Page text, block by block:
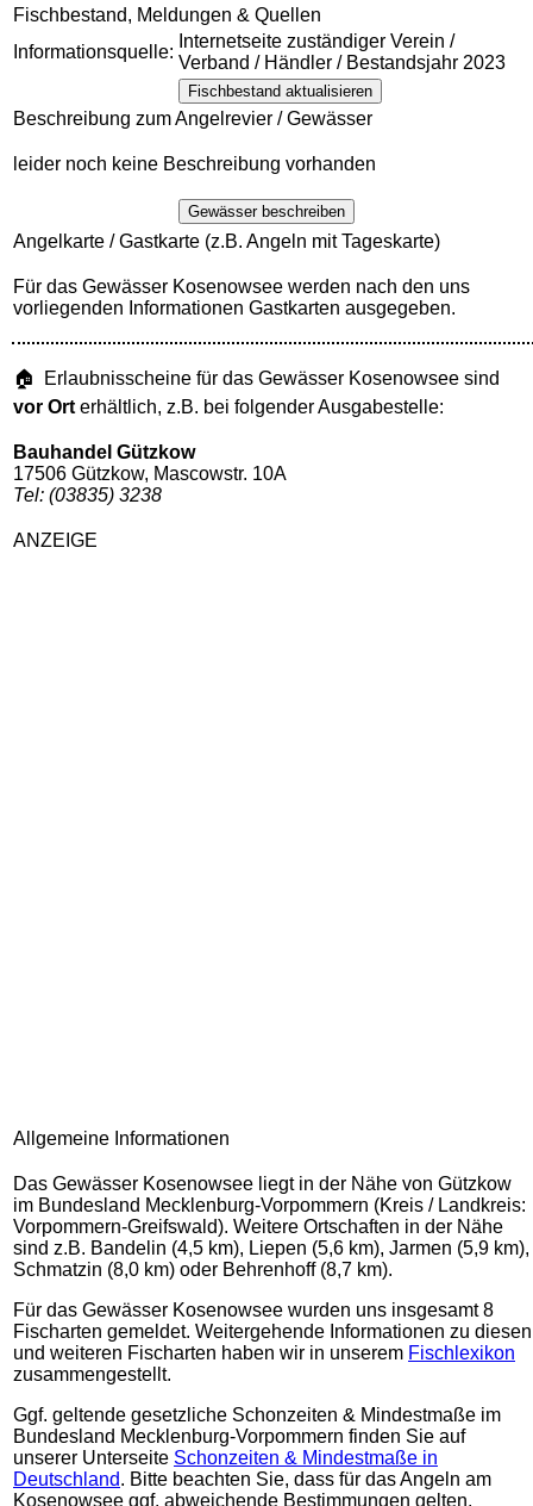
Fischbestand, Meldungen & Quellen
Informationsquelle:
Internetseite zuständiger Verein /
Verband / Händler / Bestandsjahr 2023
Fischbestand aktualisieren
Beschreibung zum Angelrevier / Gewässer
leider noch keine Beschreibung vorhanden
Gewässer beschreiben
Angelkarte / Gastkarte (z.B. Angeln mit Tageskarte)
Für das Gewässer Kosenowsee werden nach den uns
vorliegenden Informationen Gastkarten ausgegeben.
🏠 Erlaubnisscheine für das Gewässer Kosenowsee sind
vor Ort erhältlich, z.B. bei folgender Ausgabestelle:
Bauhandel Gützkow
17506 Gützkow, Mascowstr. 10A
Tel: (03835) 3238
ANZEIGE
Allgemeine Informationen
Das Gewässer Kosenowsee liegt in der Nähe von Gützkow
im Bundesland Mecklenburg-Vorpommern (Kreis / Landkreis:
Vorpommern-Greifswald). Weitere Ortschaften in der Nähe
sind z.B. Bandelin (4,5 km), Liepen (5,6 km), Jarmen (5,9 km),
Schmatzin (8,0 km) oder Behrenhoff (8,7 km).
Für das Gewässer Kosenowsee wurden uns insgesamt 8
Fischarten gemeldet. Weitergehende Informationen zu diesen
und weiteren Fischarten haben wir in unserem Fischlexikon
zusammengestellt.
Ggf. geltende gesetzliche Schonzeiten & Mindestmaße im
Bundesland Mecklenburg-Vorpommern finden Sie auf
unserer Unterseite Schonzeiten & Mindestmaße in
Deutschland. Bitte beachten Sie, dass für das Angeln am
Kosenowsee ggf. abweichende Bestimmungen gelten.